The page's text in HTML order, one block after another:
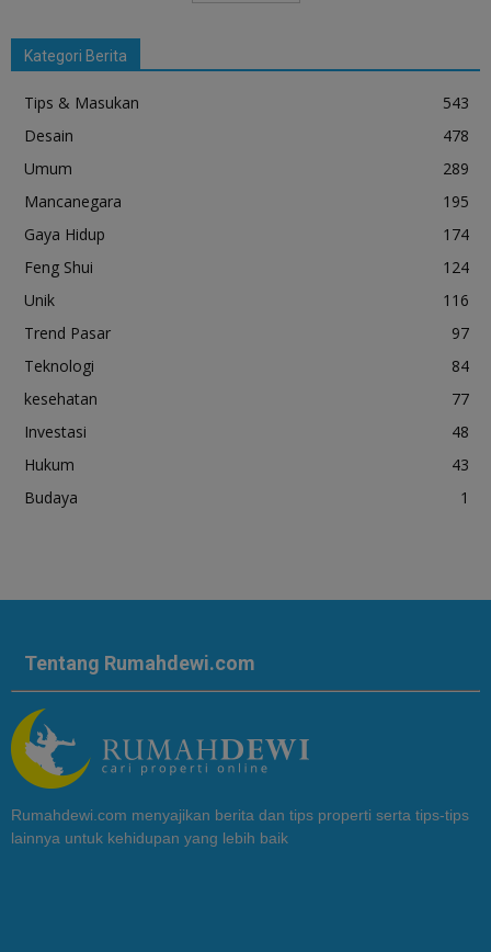
Kategori Berita
Tips & Masukan
543
Desain
478
Umum
289
Mancanegara
195
Gaya Hidup
174
Feng Shui
124
Unik
116
Trend Pasar
97
Teknologi
84
kesehatan
77
Investasi
48
Hukum
43
Budaya
1
Tentang Rumahdewi.com
Rumahdewi.com menyajikan berita dan tips properti serta tips-tips
lainnya untuk kehidupan yang lebih baik